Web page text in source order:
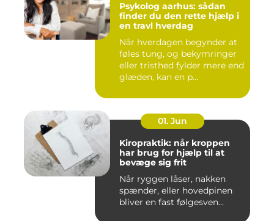
Psykolog aarhus: sådan
finder du den rette hjælp i
en travl hverdag
Når hverdagen begynder at
føles tung, og bekymringer
eller tristhed fylder mere end
glæden, kan en p...
01. Jun
Kiropraktik: når kroppen
har brug for hjælp til at
bevæge sig frit
Når ryggen låser, nakken
spænder, eller hovedpinen
bliver en fast følgesven...